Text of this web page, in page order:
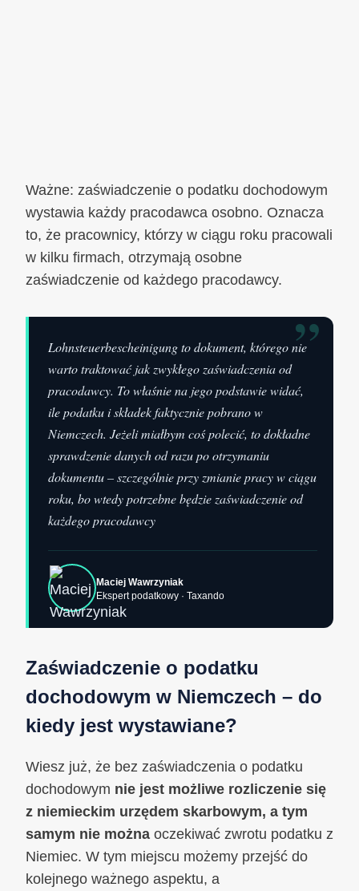
Ważne: zaświadczenie o podatku dochodowym
wystawia każdy pracodawca osobno. Oznacza
to, że pracownicy, którzy w ciągu roku pracowali
w kilku firmach, otrzymają osobne
zaświadczenie od każdego pracodawcy.
”
Lohnsteuerbescheinigung to dokument, którego nie
warto traktować jak zwykłego zaświadczenia od
pracodawcy. To właśnie na jego podstawie widać,
ile podatku i składek faktycznie pobrano w
Niemczech. Jeżeli miałbym coś polecić, to dokładne
sprawdzenie danych od razu po otrzymaniu
dokumentu – szczególnie przy zmianie pracy w ciągu
roku, bo wtedy potrzebne będzie zaświadczenie od
każdego pracodawcy
Maciej Wawrzyniak
Ekspert podatkowy · Taxando
Zaświadczenie o podatku
dochodowym w Niemczech – do
kiedy jest wystawiane?
Wiesz już, że bez zaświadczenia o podatku
dochodowym nie jest możliwe rozliczenie się
z niemieckim urzędem skarbowym, a tym
samym nie można oczekiwać zwrotu podatku z
Niemiec. W tym miejscu możemy przejść do
kolejnego ważnego aspektu, a